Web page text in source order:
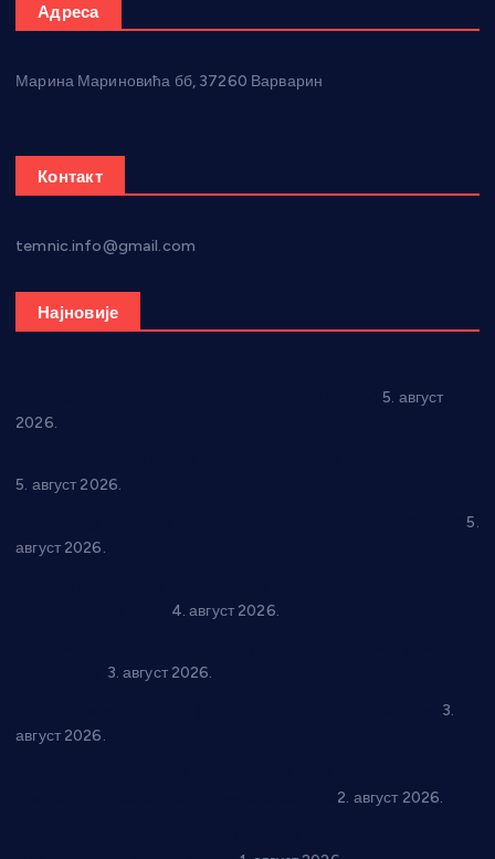
Адреса
Марина Мариновића бб, 37260 Варварин
Контакт
temnic.info@gmail.com
Најновије
5. август
2026.
5. август 2026.
5.
август 2026.
4. август 2026.
3. август 2026.
3.
август 2026.
2. август 2026.